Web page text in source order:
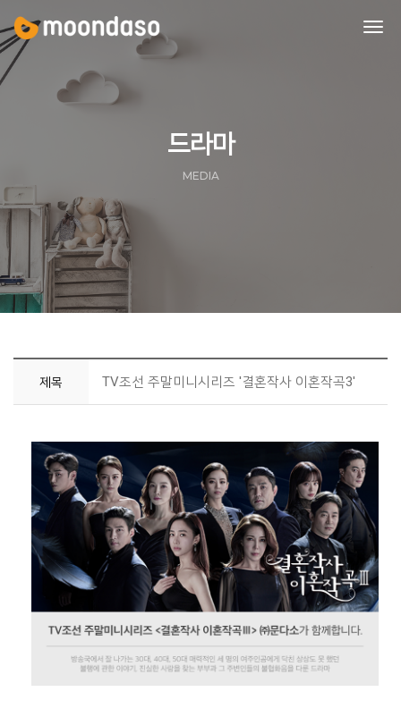
드라마
MEDIA
제목 TV조선 주말미니시리즈 '결혼작사 이혼작곡3'